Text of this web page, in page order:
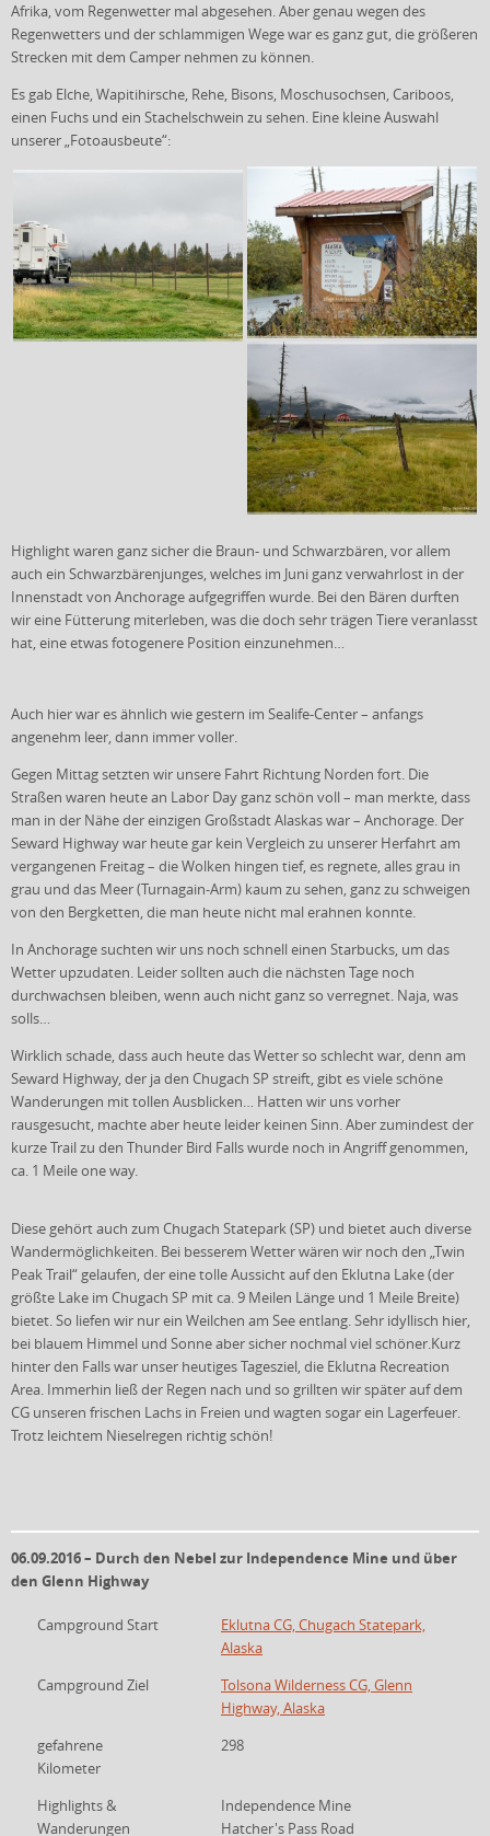
Afrika, vom Regenwetter mal abgesehen. Aber genau wegen des
Regenwetters und der schlammigen Wege war es ganz gut, die größeren
Strecken mit dem Camper nehmen zu können.
Es gab Elche, Wapitihirsche, Rehe, Bisons, Moschusochsen, Cariboos,
einen Fuchs und ein Stachelschwein zu sehen. Eine kleine Auswahl
unserer „Fotoausbeute“:
Highlight waren ganz sicher die Braun- und Schwarzbären, vor allem
auch ein Schwarzbärenjunges, welches im Juni ganz verwahrlost in der
Innenstadt von Anchorage aufgegriffen wurde. Bei den Bären durften
wir eine Fütterung miterleben, was die doch sehr trägen Tiere veranlasst
hat, eine etwas fotogenere Position einzunehmen…
Auch hier war es ähnlich wie gestern im Sealife-Center – anfangs
angenehm leer, dann immer voller.
Gegen Mittag setzten wir unsere Fahrt Richtung Norden fort. Die
Straßen waren heute an Labor Day ganz schön voll – man merkte, dass
man in der Nähe der einzigen Großstadt Alaskas war – Anchorage. Der
Seward Highway war heute gar kein Vergleich zu unserer Herfahrt am
vergangenen Freitag – die Wolken hingen tief, es regnete, alles grau in
grau und das Meer (Turnagain-Arm) kaum zu sehen, ganz zu schweigen
von den Bergketten, die man heute nicht mal erahnen konnte.
In Anchorage suchten wir uns noch schnell einen Starbucks, um das
Wetter upzudaten. Leider sollten auch die nächsten Tage noch
durchwachsen bleiben, wenn auch nicht ganz so verregnet. Naja, was
solls…
Wirklich schade, dass auch heute das Wetter so schlecht war, denn am
Seward Highway, der ja den Chugach SP streift, gibt es viele schöne
Wanderungen mit tollen Ausblicken… Hatten wir uns vorher
rausgesucht, machte aber heute leider keinen Sinn. Aber zumindest der
kurze Trail zu den Thunder Bird Falls wurde noch in Angriff genommen,
ca. 1 Meile one way.
Diese gehört auch zum Chugach Statepark (SP) und bietet auch diverse
Wandermöglichkeiten. Bei besserem Wetter wären wir noch den „Twin
Peak Trail“ gelaufen, der eine tolle Aussicht auf den Eklutna Lake (der
größte Lake im Chugach SP mit ca. 9 Meilen Länge und 1 Meile Breite)
bietet. So liefen wir nur ein Weilchen am See entlang. Sehr idyllisch hier,
bei blauem Himmel und Sonne aber sicher nochmal viel schöner.Kurz
hinter den Falls war unser heutiges Tagesziel, die Eklutna Recreation
Area. Immerhin ließ der Regen nach und so grillten wir später auf dem
CG unseren frischen Lachs in Freien und wagten sogar ein Lagerfeuer.
Trotz leichtem Nieselregen richtig schön!
06.09.2016 – Durch den Nebel zur Independence Mine und über
den Glenn Highway
Campground Start
Eklutna CG, Chugach Statepark,
Alaska
Campground Ziel
Tolsona Wilderness CG, Glenn
Highway, Alaska
gefahrene
Kilometer
298
Highlights &
Wanderungen
Independence Mine
Hatcher's Pass Road